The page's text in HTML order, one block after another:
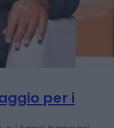
per i